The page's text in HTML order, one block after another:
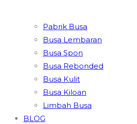
Pabrik Busa
Busa Lembaran
Busa Spon
Busa Rebonded
Busa Kulit
Busa Kiloan
Limbah Busa
BLOG